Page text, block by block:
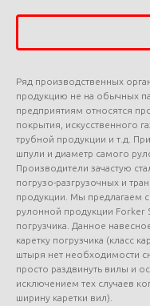
Ряд производственных
продукцию не на обычных
предприятиям относятся
покрытия, искусственного
трубной продукции и т.д.
шпули и диаметр самого
Производители зачастую
погрузо-разгрузочных и
продукции. Мы предлагаем
рулонной продукции Forker
погрузчика. Данное
каретку погрузчика (класс
штыря нет необходимости
просто раздвинуть вилы и
исключением тех случаев
ширину каретки вил).